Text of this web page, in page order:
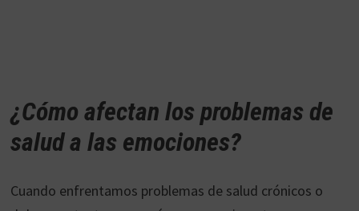
¿Cómo afectan los problemas de
salud a las emociones?
Cuando enfrentamos problemas de salud crónicos o